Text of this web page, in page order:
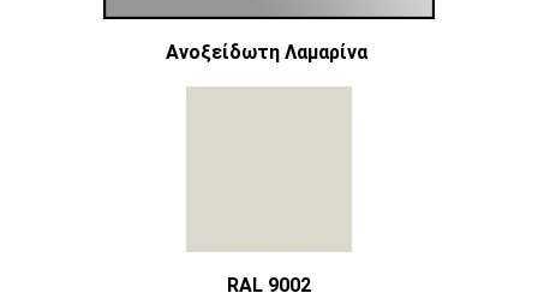
Ανοξείδωτη Λαμαρίνα
RAL 9002